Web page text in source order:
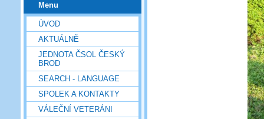
Menu
ÚVOD
AKTUÁLNĚ
JEDNOTA ČSOL ČESKÝ
BROD
SEARCH - LANGUAGE
SPOLEK A KONTAKTY
VÁLEČNÍ VETERÁNI